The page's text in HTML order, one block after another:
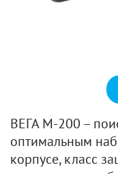
ВЕГА М-200 –
оптимальным
корпусе, класс